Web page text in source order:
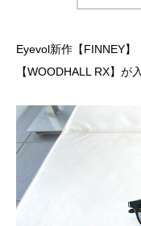
Eyevol新作【FINNEY】
【WOODHALL RX】が